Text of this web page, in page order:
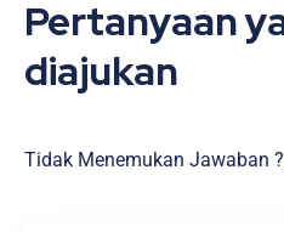
Pertanyaan
diajukan
Tidak Menemukan Jawaban ?